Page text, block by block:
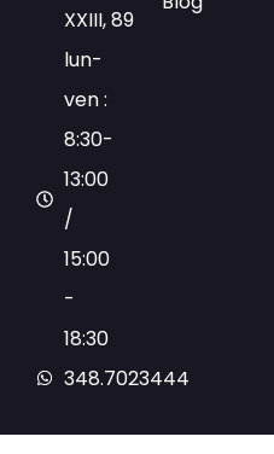
XXIII, 89
lun-
ven :
8:30-
13:00
/
15:00
-
18:30
348.7023444